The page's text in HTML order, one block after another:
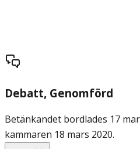
Debatt, Genomförd
Betänkandet bordlades 17
kammaren 18 mars 2020.